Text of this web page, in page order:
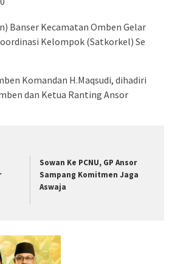
Banser Kecamatan Omben Gelar
Kelompok (Satkorkel) Se
Komandan H.Maqsudi, dihadiri
dan Ketua Ranting Ansor
Sowan Ke PCNU, GP Ansor
Sampang Komitmen Jaga
Aswaja